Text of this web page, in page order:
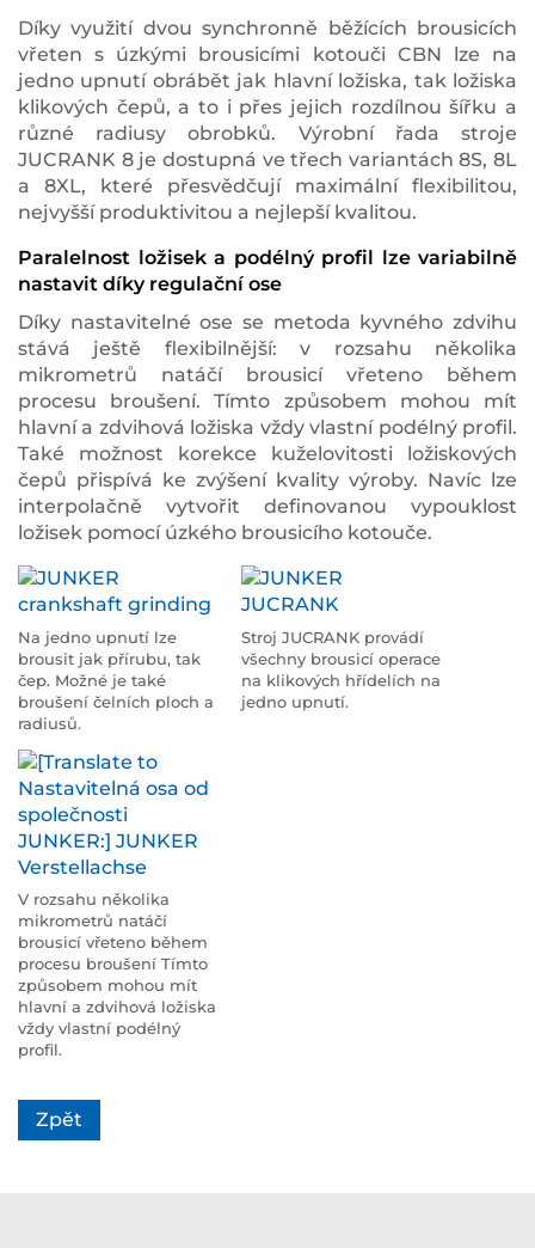
Díky využití dvou synchronně běžících brousicích
vřeten s úzkými brousicími kotouči CBN lze na
jedno upnutí obrábět jak hlavní ložiska, tak ložiska
klikových čepů, a to i přes jejich rozdílnou šířku a
různé radiusy obrobků. Výrobní řada stroje
JUCRANK 8 je dostupná ve třech variantách 8S, 8L
a 8XL, které přesvědčují maximální flexibilitou,
nejvyšší produktivitou a nejlepší kvalitou.
Paralelnost ložisek a podélný profil lze variabilně
nastavit díky regulační ose
Díky nastavitelné ose se metoda kyvného zdvihu
stává ještě flexibilnější: v rozsahu několika
mikrometrů natáčí brousicí vřeteno během
procesu broušení. Tímto způsobem mohou mít
hlavní a zdvihová ložiska vždy vlastní podélný profil.
Také možnost korekce kuželovitosti ložiskových
čepů přispívá ke zvýšení kvality výroby. Navíc lze
interpolačně vytvořit definovanou vypouklost
ložisek pomocí úzkého brousicího kotouče.
Na jedno upnutí lze
brousit jak přírubu, tak
čep. Možné je také
broušení čelních ploch a
radiusů.
Stroj JUCRANK provádí
všechny brousicí operace
na klikových hřídelích na
jedno upnutí.
V rozsahu několika
mikrometrů natáčí
brousicí vřeteno během
procesu broušení Tímto
způsobem mohou mít
hlavní a zdvihová ložiska
vždy vlastní podélný
profil.
Zpět